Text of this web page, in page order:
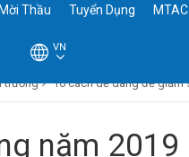
Mời Thầu Tuyển Dụng
VN
trường 10 cách dễ dàng để giảm
năm 2019